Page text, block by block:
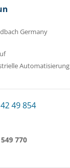
Germany
Automatisierung
49 854
770